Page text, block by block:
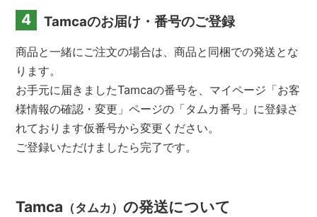
4 Tamcaのお届け・番号のご登録
商品と一緒にご注文の場合は、商品と同梱での発送とな
ります。
お手元に届きましたTamcaの番号を、マイページ「お客
様情報の確認・変更」ページの「タムカ番号」に登録さ
れております仮番号から変更ください。
ご登録いただけましたら完了です。
Tamca （タムカ）の発送について